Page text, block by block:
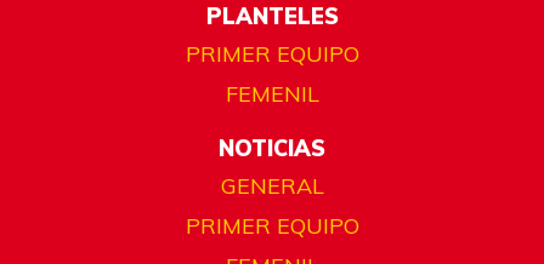
PLANTELES
PRIMER EQUIPO
FEMENIL
NOTICIAS
GENERAL
PRIMER EQUIPO